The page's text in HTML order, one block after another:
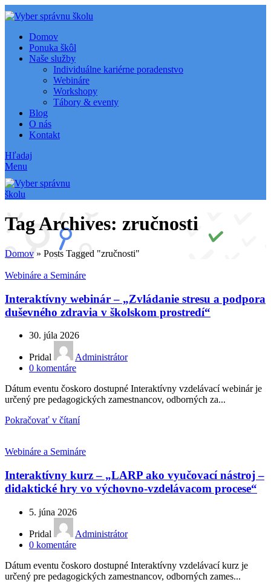
Domov
Ponuka škôl
Naše služby
Individuálne kariérne poradenstvo
Webináre
Workshopy
Tábory & eventy
Blog
O nás
Kontakt
Hľadaj
Menu
Tag Archives: zručnosti
Domov » Posts Tagged "zručnosti"
Webináre a Semináre
Interaktívny webinár – „Zvládanie stresu a podpora
duševného zdravia v školskom prostredí“
30. júla 2026
Pridal
Administrátor
0 komentáre
Dátum eventu čoskoro dostupné Interaktívny vzdelávací webinár je
určený pre pedagogických zamestnancov, odborných za...
Pokračovať v čítaní
Webináre a Semináre
Interaktívny kurz – „LARP ako vyučovací nástroj –
didaktické hry vo výchovno-vzdelávacom procese“
5. júna 2026
Pridal
Administrátor
0 komentáre
Dátum eventu čoskoro dostupné Interaktívny vzdelávací kurz je
určený pre pedagogických zamestnancov, odborných zames...